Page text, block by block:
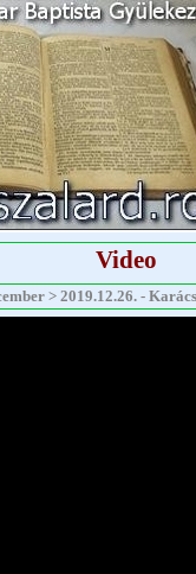
Video
> 2019.12.26. -